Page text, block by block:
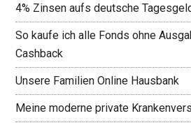
4% Zinsen aufs deutsche
So kaufe ich alle Fonds ohne
Cashback
Unsere Familien Online Hausbank
Meine moderne private